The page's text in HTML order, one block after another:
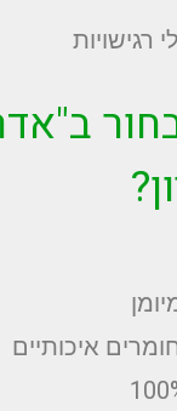
רגישויות
איכותיים